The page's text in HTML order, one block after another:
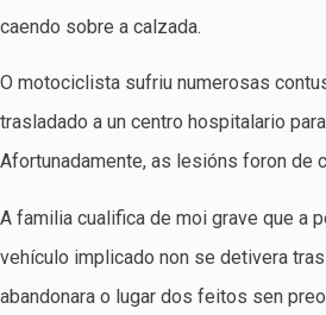
caendo sobre a calzada.
O motociclista sufriu numerosas
trasladado a un centro hospitalario
Afortunadamente, as lesións foron de
A familia cualifica de moi grave que a
vehículo implicado non se detivera
abandonara o lugar dos feitos sen